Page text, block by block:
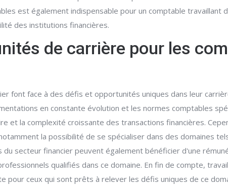
est également indispensable pour un comptable travaillant
des institutions financières.
de carrière pour les
font face à des défis et opportunités uniques dans leur
en constante évolution et les normes comptables
et la complexité croissante des transactions financières.
la possibilité de se spécialiser dans des domaines
du secteur financier peuvent également bénéficier d'une
qualifiés dans ce domaine. En fin de compte,
pour ceux qui sont prêts à relever les défis uniques de ce